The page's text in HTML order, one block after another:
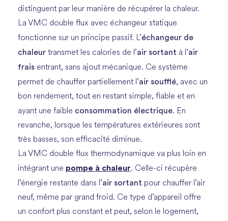
distinguent par leur manière de récupérer la chaleur.
La VMC double flux avec échangeur statique
fonctionne sur un principe passif. L’échangeur de
chaleur transmet les calories de l’air sortant à l’air
frais entrant, sans ajout mécanique. Ce système
permet de chauffer partiellement l’air soufflé, avec un
bon rendement, tout en restant simple, fiable et en
ayant une faible consommation électrique. En
revanche, lorsque les températures extérieures sont
très basses, son efficacité diminue.
La VMC double flux thermodynamique va plus loin en
intégrant une pompe à chaleur. Celle-ci récupère
l’énergie restante dans l’air sortant pour chauffer l’air
neuf, même par grand froid. Ce type d’appareil offre
un confort plus constant et peut, selon le logement,